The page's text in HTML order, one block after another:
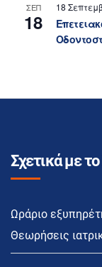
ΣΕΠ
18
18
Σχετικά με
Ωράριο
Θεωρήσεις